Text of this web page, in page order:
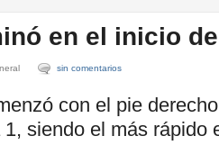
en el inicio
sin comentarios
con el pie
siendo el más rápido